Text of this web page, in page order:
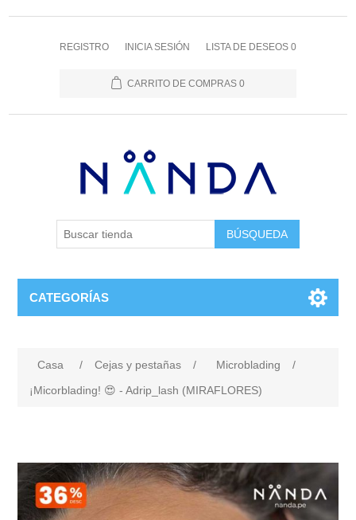
REGISTRO INICIA SESIÓN LISTA DE DESEOS 0
CARRITO DE COMPRAS 0
BÚSQUEDA
CATEGORÍAS
Casa / Cejas y pestañas / Microblading
/
¡Micorblading! 😍 - Adrip_lash (MIRAFLORES)